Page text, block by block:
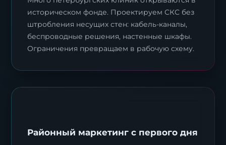
историческом фонде. Проектируем СКС без
штробления несущих стен: кабель-каналы,
беспроводные решения, настенные шкафы.
Ограничения превращаем в рабочую схему.
Районный маркетинг с первого дня